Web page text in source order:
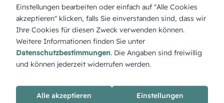
„Der Weihnachtsmann geht“ zeigt den Moment, in dem er
sich mit gefülltem Sack auf den Weg macht – eine liebevolle
Szene, die Vorfreude auf das Fest weckt.
Einstellungen bearbeiten oder einfach auf "Alle Cookies
akzeptieren" klicken, falls Sie einverstanden sind, dass wir
Ihre Cookies für diesen Zweck verwenden können.
Weitere Informationen finden Sie unter
Datenschutzbestimmungen. Die Angaben sind freiwillig
und können jederzeit widerrufen werden.
Alle akzeptieren Einstellungen